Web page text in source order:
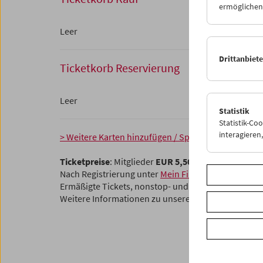
Leer
Ticketkorb Reservierung
Leer
> Weitere Karten hinzufügen / Spielplan
Ticketpreise: Mitglieder EUR 5,50 ohne
Nach Registrierung unter Mein Filmmuseum
Ermäßigte Tickets, nonstop- und weitere
Weitere Informationen zu unseren Tickets und
Statistik
Statistik-